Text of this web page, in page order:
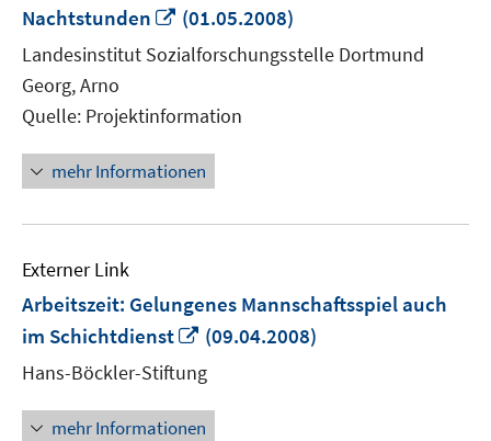
Nachtstunden
In
neuem
Fenster
(01.05.2008)
Landesinstitut Sozialforschungsstelle Dortmund
Georg, Arno
Quelle: Projektinformation
mehr Informationen
Externer Link
Arbeitszeit: Gelungenes Mannschaftsspiel auch
im Schichtdienst
In
Fenster
öffnen
(09.04.2008)
Hans-Böckler-Stiftung
mehr Informationen